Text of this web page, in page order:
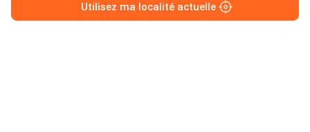
Utilisez ma localité actuelle